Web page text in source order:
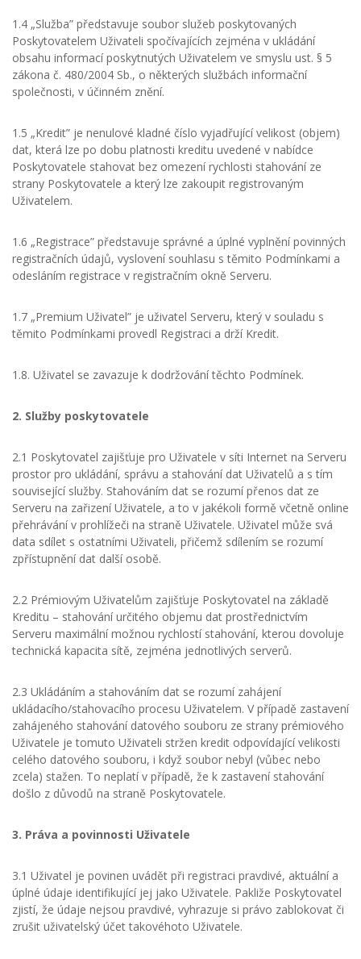
1.4 „Služba” představuje soubor služeb poskytovaných
Poskytovatelem Uživateli spočívajících zejména v ukládání
obsahu informací poskytnutých Uživatelem ve smyslu ust. § 5
zákona č. 480/2004 Sb., o některých službách informační
společnosti, v účinném znění.
1.5 „Kredit” je nenulové kladné číslo vyjadřující velikost (objem)
dat, která lze po dobu platnosti kreditu uvedené v nabídce
Poskytovatele stahovat bez omezení rychlosti stahování ze
strany Poskytovatele a který lze zakoupit registrovaným
Uživatelem.
1.6 „Registrace” představuje správné a úplné vyplnění povinných
registračních údajů, vyslovení souhlasu s těmito Podmínkami a
odesláním registrace v registračním okně Serveru.
1.7 „Premium Uživatel” je uživatel Serveru, který v souladu s
těmito Podmínkami provedl Registraci a drží Kredit.
1.8. Uživatel se zavazuje k dodržování těchto Podmínek.
2. Služby poskytovatele
2.1 Poskytovatel zajišťuje pro Uživatele v síti Internet na Serveru
prostor pro ukládání, správu a stahování dat Uživatelů a s tím
související služby. Stahováním dat se rozumí přenos dat ze
Serveru na zařizení Uživatele, a to v jakékoli formě včetně online
přehrávání v prohlížeči na straně Uživatele. Uživatel může svá
data sdílet s ostatními Uživateli, přičemž sdílením se rozumí
zpřístupnění dat další osobě.
2.2 Prémiovým Uživatelům zajišťuje Poskytovatel na základě
Kreditu – stahování určitého objemu dat prostřednictvím
Serveru maximální možnou rychlostí stahování, kterou dovoluje
technická kapacita sítě, zejména jednotlivých serverů.
2.3 Ukládáním a stahováním dat se rozumí zahájení
ukládacího/stahovacího procesu Uživatelem. V případě zastavení
zahájeného stahování datového souboru ze strany prémiového
Uživatele je tomuto Uživateli stržen kredit odpovídající velikosti
celého datového souboru, i když soubor nebyl (vůbec nebo
zcela) stažen. To neplatí v případě, že k zastavení stahování
došlo z důvodů na straně Poskytovatele.
3. Práva a povinnosti Uživatele
3.1 Uživatel je povinen uvádět při registraci pravdivé, aktuální a
úplné údaje identifikující jej jako Uživatele. Pakliže Poskytovatel
zjistí, že údaje nejsou pravdivé, vyhrazuje si právo zablokovat či
zrušit uživatelský účet takovéhoto Uživatele.